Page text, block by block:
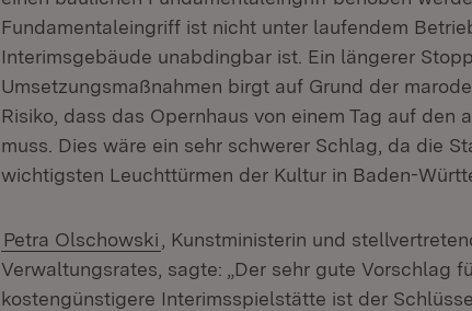
Fundamentaleingriff ist nicht unter laufendem
Interimsgebäude unabdingbar ist. Ein längerer
Umsetzungsmaßnahmen birgt auf Grund der
Risiko, dass das Opernhaus von einem Tag auf den
muss. Dies wäre ein sehr schwerer Schlag, da die
wichtigsten Leuchttürmen der Kultur in Baden-
Petra Olschowski
, Kunstministerin und
Verwaltungsrates, sagte: „Der sehr gute Vorschlag
kostengünstigere Interimsspielstätte ist der